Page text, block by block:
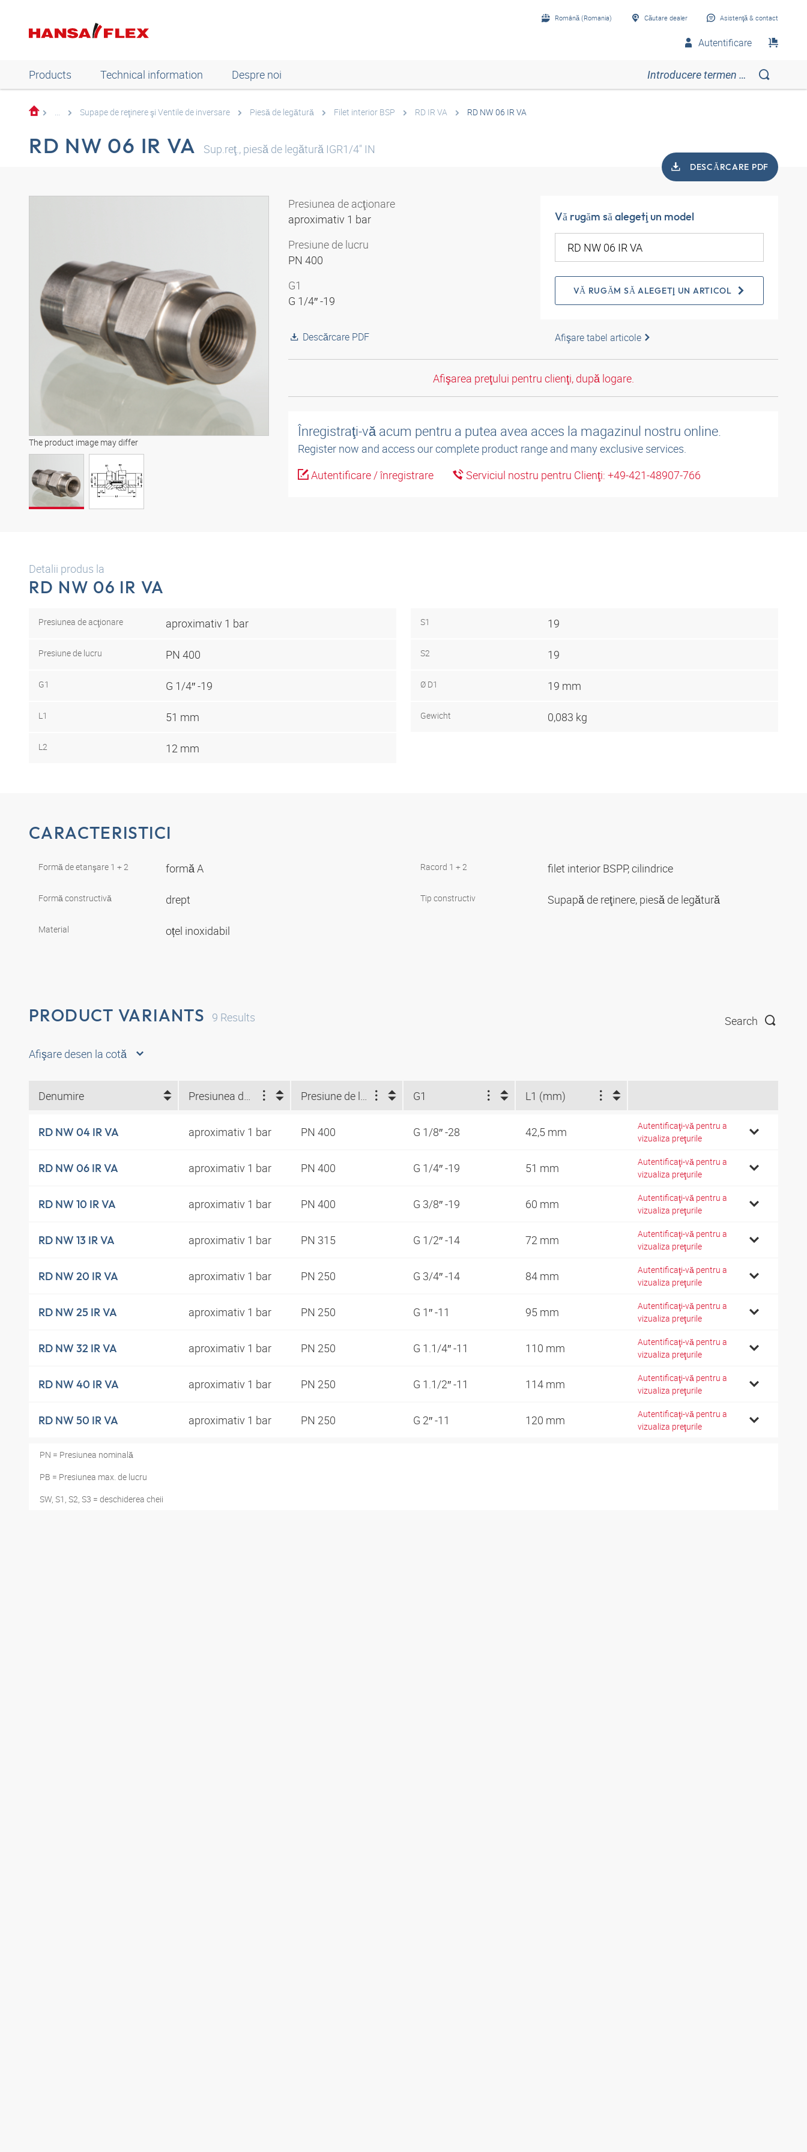
Română (Romania) Căutare dealer Asistenţă & contact
Autentificare
Products Technical information Despre noi
... Supape de reţinere şi Ventile de inversare Piesă de legătură Filet interior BSP RD IR VA RD NW 06 IR VA
RD NW 06 IR VA Sup.reţ., piesă de legătură IGR1/4" IN
DESCĂRCARE PDF
The product image may differ
Presiunea de acţionare
aproximativ 1 bar
Presiune de lucru
PN 400
G1
G 1/4″ -19
Descărcare PDF
Vă rugăm să alegeţi un model
VĂ RUGĂM SĂ ALEGEŢI UN ARTICOL
Afişare tabel articole
Afişarea preţului pentru clienţi, după logare.
Înregistraţi-vă acum pentru a putea avea acces la magazinul nostru online.
Register now and access our complete product range and many exclusive services.
Autentificare / înregistrare
Serviciul nostru pentru Clienţi: +49-421-48907-766
Detalii produs la
RD NW 06 IR VA
Presiunea de acţionare aproximativ 1 bar
Presiune de lucru PN 400
G1 G 1/4″ -19
L1 51 mm
L2 12 mm
S1 19
S2 19
Ø D1 19 mm
Gewicht 0,083 kg
CARACTERISTICI
Formă de etanşare 1 + 2 formă A
Formă constructivă drept
Material oțel inoxidabil
Racord 1 + 2 filet interior BSPP, cilindrice
Tip constructiv Supapă de reţinere, piesă de legătură
PRODUCT VARIANTS 9 Results Search
Afişare desen la cotă
Denumire G1 L1 (mm)
RD NW 04 IR VA aproximativ 1 bar PN 400 G 1/8″ -28 42,5 mm
Autentificaţi-vă pentru a
vizualiza preţurile
RD NW 06 IR VA aproximativ 1 bar PN 400 G 1/4″ -19 51 mm
Autentificaţi-vă pentru a
vizualiza preţurile
RD NW 10 IR VA aproximativ 1 bar PN 400 G 3/8″ -19 60 mm
Autentificaţi-vă pentru a
vizualiza preţurile
RD NW 13 IR VA aproximativ 1 bar PN 315 G 1/2″ -14 72 mm
Autentificaţi-vă pentru a
vizualiza preţurile
RD NW 20 IR VA aproximativ 1 bar PN 250 G 3/4″ -14 84 mm
Autentificaţi-vă pentru a
vizualiza preţurile
RD NW 25 IR VA aproximativ 1 bar PN 250 G 1″ -11 95 mm
Autentificaţi-vă pentru a
vizualiza preţurile
RD NW 32 IR VA aproximativ 1 bar PN 250 G 1.1/4″ -11 110 mm
Autentificaţi-vă pentru a
vizualiza preţurile
RD NW 40 IR VA aproximativ 1 bar PN 250 G 1.1/2″ -11 114 mm
Autentificaţi-vă pentru a
vizualiza preţurile
RD NW 50 IR VA aproximativ 1 bar PN 250 G 2″ -11 120 mm
Autentificaţi-vă pentru a
vizualiza preţurile
PN = Presiunea nominală
PB = Presiunea max. de lucru
SW, S1, S2, S3 = deschiderea cheii